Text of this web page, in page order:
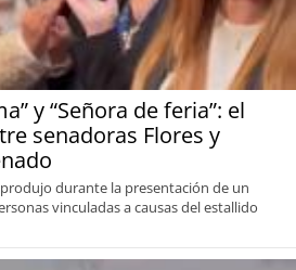
y “Señora de feria”: el
senadoras Flores y
durante la presentación de un
vinculadas a causas del estallido